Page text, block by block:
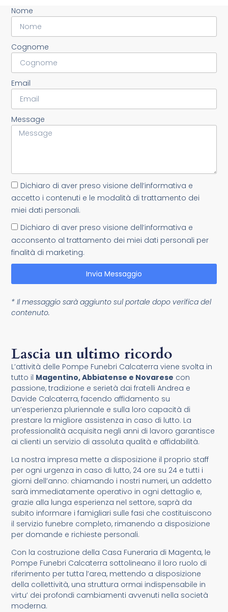
Lascia un ultimo ricordo
L’attività delle Pompe Funebri Calcaterra viene svolta in
tutto il Magentino, Abbiatense e Novarese con
passione, tradizione e serietà dai fratelli Andrea e
Davide Calcaterra, facendo affidamento su
un’esperienza pluriennale e sulla loro capacità di
prestare la migliore assistenza in caso di lutto. La
professionalità acquisita negli anni di lavoro garantisce
ai clienti un servizio di assoluta qualità e affidabilità.
La nostra impresa mette a disposizione il proprio staff
per ogni urgenza in caso di lutto, 24 ore su 24 e tutti i
giorni dell’anno: chiamando i nostri numeri, un addetto
sarà immediatamente operativo in ogni dettaglio e,
grazie alla lunga esperienza nel settore, saprà da
subito informare i famigliari sulle fasi che costituiscono
il servizio funebre completo, rimanendo a disposizione
per domande e richieste personali.
Con la costruzione della Casa Funeraria di Magenta, le
Pompe Funebri Calcaterra sottolineano il loro ruolo di
riferimento per tutta l’area, mettendo a disposizione
della collettività, una struttura ormai indispensabile in
virtu’ dei profondi cambiamenti avvenuti nella società
moderna.
Nome
Cognome
Email
Message
Dichiaro di aver preso visione dell’informativa e
accetto i contenuti e le modalità di trattamento dei
miei dati personali.
Dichiaro di aver preso visione dell’informativa e
acconsento al trattamento dei miei dati personali per
finalità di marketing.
Invia Messaggio
* Il messaggio sarà aggiunto sul portale dopo verifica del
contenuto.